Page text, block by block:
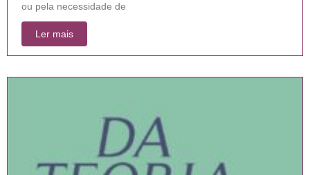
ou pela necessidade de
Ler mais